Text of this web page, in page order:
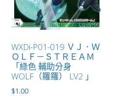
WXDi-P01-019 ＶＪ．Ｗ
ＯＬＦ－ＳＴＲＥＡＭ
「綠色 輔助分身
WOLF（羅羅） LV2 」
$1.00